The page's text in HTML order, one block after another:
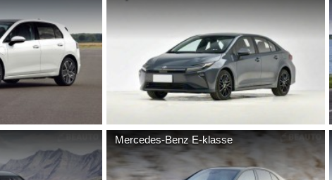
Mercedes-Benz E-klasse